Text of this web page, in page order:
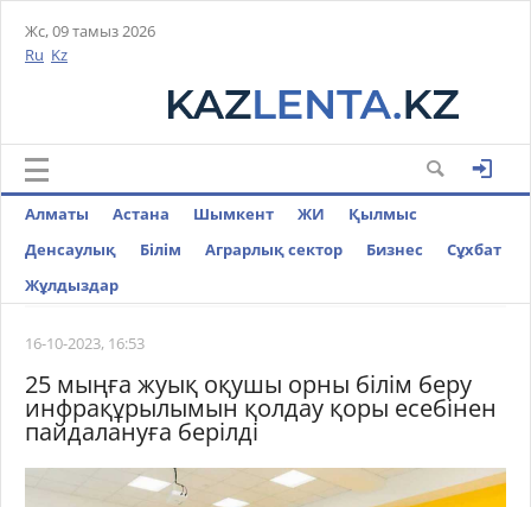
Жс, 09 тамыз 2026
Ru Kz
Алматы Астана Шымкент ЖИ
Қылмыс
Денсаулық
Білім Аграрлық сектор Бизнес
Cұхбат
Жұлдыздар
16-10-2023, 16:53
25 мыңға жуық оқушы орны білім беру
инфрақұрылымын қолдау қоры есебінен
пайдалануға берілді